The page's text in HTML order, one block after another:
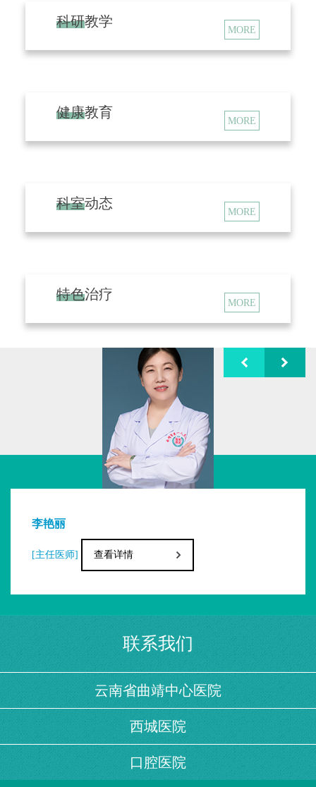
脉斑块分析、小肝癌特异性造影剂筛查、脑
神经高分辨率成像、臂丛神经成像技术、乳
身类PET扫描技术、内耳3D水成像技术等
科室将一如既往全心全意为患者服务。
辐射、无损伤、无骨伪影成像、诊断精准以
及较高的软组织分辨率等优势。最大限度发
供精准治疗方向。
李艳丽，曲靖市第一人民医院磁共振科
主任，主任医师，毕业于北京大学
,本科学
历，先后到省内外多家大型医院放射科进修
学习。积累了丰富的诊断经验，对疑难、复
杂病例影像有较高的诊断水平。现任中国研
究型医院学会磁共振专业委员会委员；中华
员；云南省医师协会医学影像专业委员会委
员；云南省医学会放射学分会磁共振学组副
组长；云南省医学会放射学分会神经组成
员；曲靖市医学会放射学分会委员；曲靖市
影像质控中心副主任；曲靖市第一人民医院
磁共振学科带头人。
陈国云，主任医师，本科学历，毕业于
昆明医学院临床医学专业，先后到省内、外
科研教学
MORE
健康教育
MORE
科室动态
MORE
特色治疗
MORE
联系我们
云南省曲靖中心医院
西城医院
口腔医院